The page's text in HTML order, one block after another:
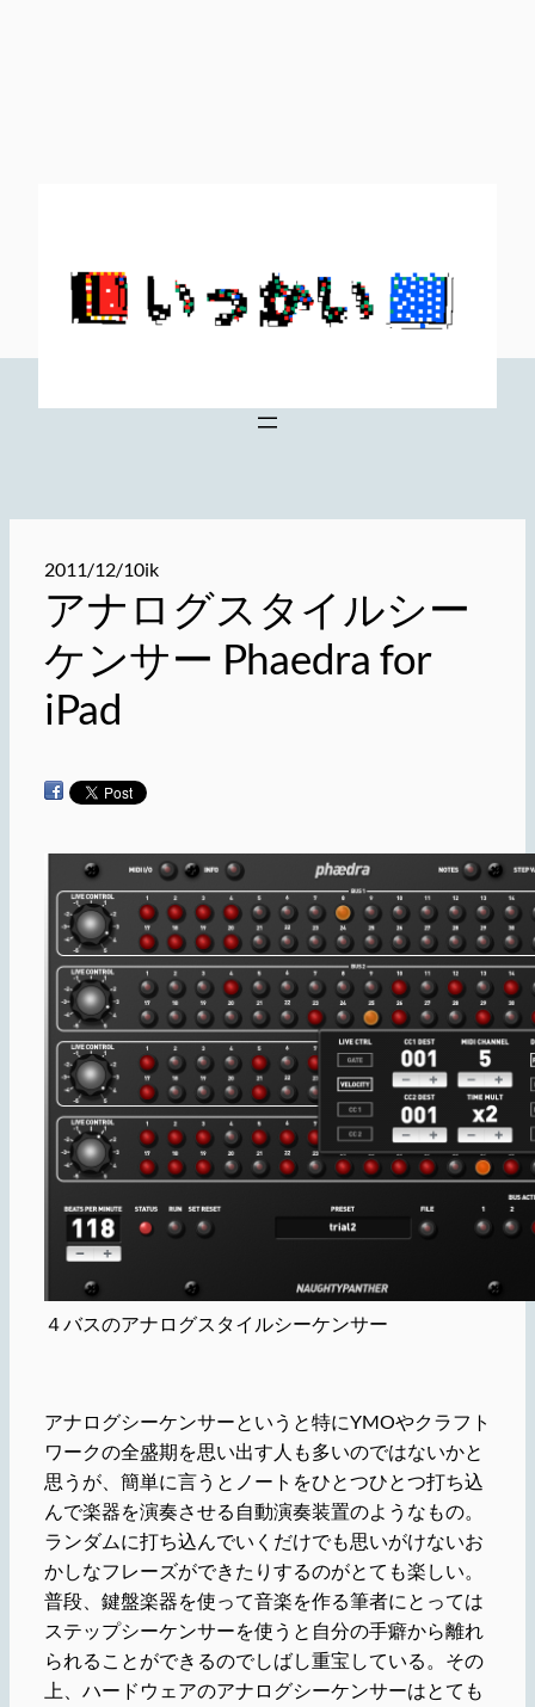
2011/12/10ik
アナログスタイルシー
ケンサー Phaedra for
iPad
４バスのアナログスタイルシーケンサー
アナログシーケンサーというと特にYMOやクラフト
ワークの全盛期を思い出す人も多いのではないかと
思うが、簡単に言うとノートをひとつひとつ打ち込
んで楽器を演奏させる自動演奏装置のようなもの。
ランダムに打ち込んでいくだけでも思いがけないお
かしなフレーズができたりするのがとても楽しい。
普段、鍵盤楽器を使って音楽を作る筆者にとっては
ステップシーケンサーを使うと自分の手癖から離れ
られることができるのでしばし重宝している。その
上、ハードウェアのアナログシーケンサーはとても